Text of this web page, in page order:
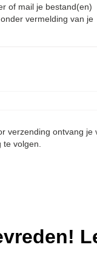
of mail je bestand(en)
vermelding van je
verzending ontvang je
volgen.